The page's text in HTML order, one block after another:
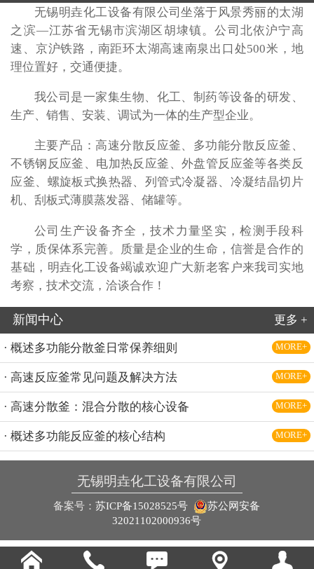
无锡明垚化工设备有限公司坐落于风景秀丽的太湖
之滨—江苏省无锡市滨湖区胡埭镇。公司北依沪宁高
速、京沪铁路，南距环太湖高速南泉出口处500米，地
理位置好，交通便捷。
我公司是一家集生物、化工、制药等设备的研发、
生产、销售、安装、调试为一体的生产型企业。
主要产品：高速分散反应釜、多功能分散反应釜、
不锈钢反应釜、电加热反应釜、外盘管反应釜等各类反
应釜、螺旋板式换热器、列管式冷凝器、冷凝结晶切片
机、刮板式薄膜蒸发器、储罐等。
公司生产设备齐全，技术力量坚实，检测手段科
学，质保体系完善。质量是企业的生命，信誉是合作的
基础，明垚化工设备竭诚欢迎广大新老客户来我司实地
考察，技术交流，洽谈合作！
新闻中心 更多 +
· 概述多功能分散釜日常保养细则 MORE+
· 高速反应釜常见问题及解决方法 MORE+
· 高速分散釜：混合分散的核心设备 MORE+
· 概述多功能反应釜的核心结构 MORE+
无锡明垚化工设备有限公司
备案号：苏ICP备15028525号
苏公网安备
32021102000936号
    